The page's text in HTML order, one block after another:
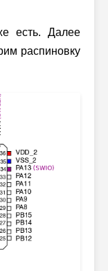
есть. Далее
распиновку